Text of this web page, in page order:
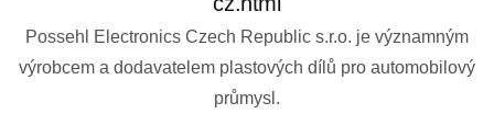
Possehl Electronics Czech Republic s.r.o. je významným
výrobcem a dodavatelem plastových dílů pro automobilový
průmysl.